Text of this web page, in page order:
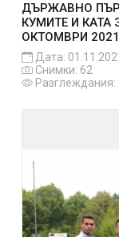
ДЪРЖАВНО
КУМИТЕ И КАТА
ОКТОМВРИ
Дата:
Снимки: 62
Разглеждания: